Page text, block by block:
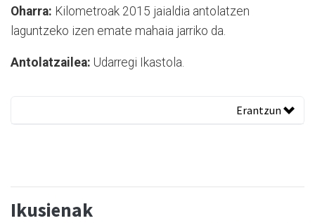
Oharra: Kilometroak 2015 jaialdia antolatzen
laguntzeko izen emate mahaia jarriko da.
Antolatzailea: Udarregi Ikastola.
Erantzun
Ikusienak